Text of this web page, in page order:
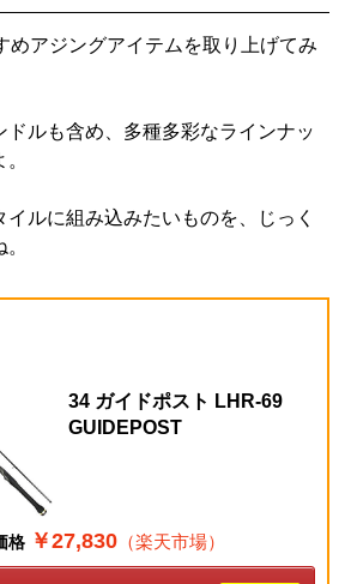
めアジングアイテムを取り上げてみ
ドルも含め、多種多彩なラインナッ
イルに組み込みたいものを、じっく
34 ガイドポスト LHR-69
GUIDEPOST
格 ￥27,830（楽天市場）